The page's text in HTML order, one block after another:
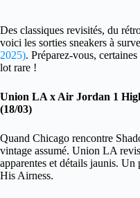
Des classiques revisités, du
voici les sorties sneakers à
2025). Préparez-vous,
lot rare !
Union LA x Air Jordan 1
(18/03)
Quand Chicago rencontre
vintage assumé. Union LA
apparentes et détails jaunis.
His Airness.